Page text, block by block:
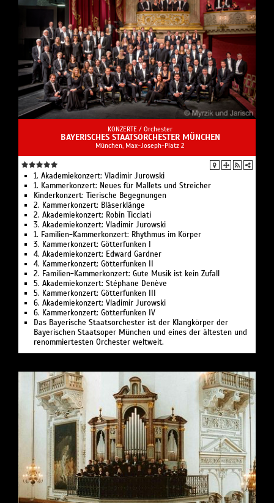
KONZERTE / Orchester
BAYERISCHES STAATSORCHESTER MÜNCHEN
München, Max-Joseph-Platz 2
1. Akademiekonzert: Vladimir Jurowski
1. Kammerkonzert: Neues für Mallets und Streicher
Kinderkonzert: Tierische Begegnungen
2. Kammerkonzert: Bläserklänge
2. Akademiekonzert: Robin Ticciati
3. Akademiekonzert: Vladimir Jurowski
1. Familien-Kammerkonzert: Rhythmus im Körper
3. Kammerkonzert: Götterfunken I
4. Akademiekonzert: Edward Gardner
4. Kammerkonzert: Götterfunken II
2. Familien-Kammerkonzert: Gute Musik ist kein Zufall
5. Akademiekonzert: Stéphane Denève
5. Kammerkonzert: Götterfunken III
6. Akademiekonzert: Vladimir Jurowski
6. Kammerkonzert: Götterfunken IV
Das Bayerische Staatsorchester ist der Klangkörper der
Bayerischen Staatsoper München und eines der ältesten und
renommiertesten Orchester weltweit.